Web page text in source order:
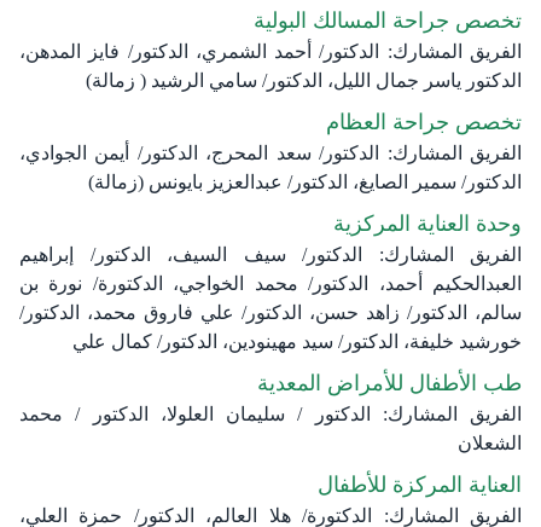
تخصص جراحة المسالك البولية
الفريق المشارك: الدكتور/ أحمد الشمري، الدكتور/ فايز المدهن،
الدكتور ياسر جمال الليل، الدكتور/ سامي الرشيد ( زمالة)
تخصص جراحة العظام
الفريق المشارك: الدكتور/ سعد المحرج، الدكتور/ أيمن الجوادي،
الدكتور/ سمير الصايغ، الدكتور/ عبدالعزيز بايونس (زمالة)
وحدة العناية المركزية
الفريق المشارك: الدكتور/ سيف السيف، الدكتور/ إبراهيم
العبدالحكيم أحمد، الدكتور/ محمد الخواجي، الدكتورة/ نورة بن
سالم، الدكتور/ زاهد حسن، الدكتور/ علي فاروق محمد، الدكتور/
خورشيد خليفة، الدكتور/ سيد مهينودين، الدكتور/ كمال علي
طب الأطفال للأمراض المعدية
الفريق المشارك: الدكتور / سليمان العلولا، الدكتور / محمد
الشعلان
العناية المركزة للأطفال
الفريق المشارك: الدكتورة/ هلا العالم، الدكتور/ حمزة العلي،